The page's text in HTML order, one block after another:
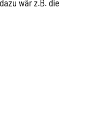
wär z.B. die